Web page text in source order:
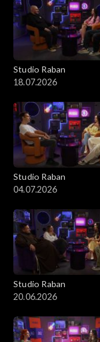
Studio Raban
18.07.2026
Studio Raban
04.07.2026
Studio Raban
20.06.2026